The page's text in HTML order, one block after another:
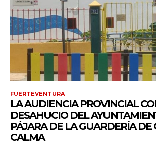
FUERTEVENTURA
LA AUDIENCIA PROVINCIAL
DESAHUCIO DEL
PÁJARA DE LA GUARDERÍA DE
CALMA